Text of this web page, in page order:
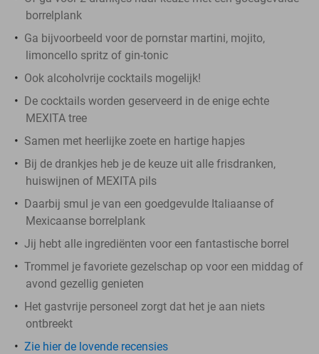
borrelplank
Ga bijvoorbeeld voor de pornstar martini, mojito,
limoncello spritz of gin-tonic
Ook alcoholvrije cocktails mogelijk!
De cocktails worden geserveerd in de enige echte
MEXITA tree
Samen met heerlijke zoete en hartige hapjes
Bij de drankjes heb je de keuze uit alle frisdranken,
huiswijnen of MEXITA pils
Daarbij smul je van een goedgevulde Italiaanse of
Mexicaanse borrelplank
Jij hebt alle ingrediënten voor een fantastische borrel
Trommel je favoriete gezelschap op voor een middag of
avond gezellig genieten
Het gastvrije personeel zorgt dat het je aan niets
ontbreekt
Zie hier de lovende recensies